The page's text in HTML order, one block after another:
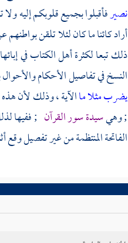
نصيرفأقبلوا بجميع قلوبكم إليه
أراد كائنا ما كان لئلا تلقن
ذلك تبعا لكثرة أهل الكتاب في
النسخ في تفاصيل الأحكام
يضرب مثلا ماالآية ، وذلك لأن
; وهيسيدة سور القرآن ; ففيها
الفاتحة المنتظمة من غير تفصيل وقع